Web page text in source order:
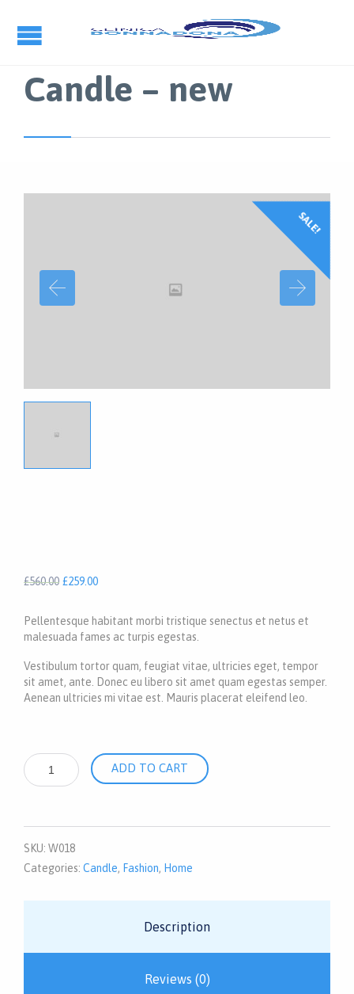
Candle – new
SALE!
£560.00 £259.00
Pellentesque habitant morbi tristique senectus et netus et
malesuada fames ac turpis egestas.
Vestibulum tortor quam, feugiat vitae, ultricies eget, tempor
sit amet, ante. Donec eu libero sit amet quam egestas semper.
Aenean ultricies mi vitae est. Mauris placerat eleifend leo.
Candle
-
ADD TO CART
SKU: W018
Categories: Candle, Fashion, Home
Description
Reviews (0)